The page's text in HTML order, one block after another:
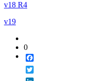
v18 R4
v19
0